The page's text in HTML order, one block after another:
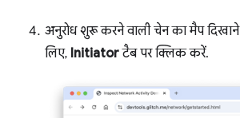
अनुरोध शुरू करने वाली चेन का मैप
लिए, Initiatorटैब पर क्लिक करें.